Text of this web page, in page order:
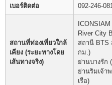
เบอร์ติดต่อ 092-246-
สถานที่ท่องเที่ยวใกล้
เคียง (ระยะทางโดย
เส้นทางจริง)
River City
สถานี BTS
กม.)
ย่านบางรัก
ย่านริมเจ้า
เรือ)